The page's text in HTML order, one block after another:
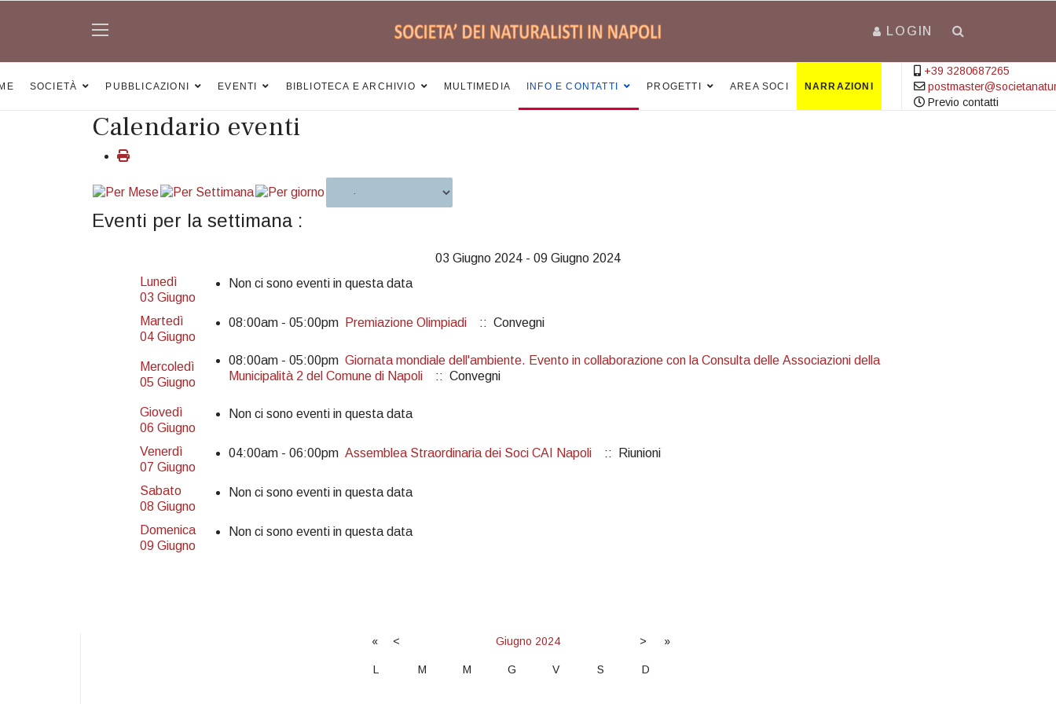
LOGIN
SOCIETÀ PUBBLICAZIONI EVENTI BIBLIOTECA E ARCHIVIO MULTIMEDIA INFO E CONTATTI PROGETTI AREA SOCI NARRAZIONI
+39 3280687265
Previo contatti
Calendario eventi
Eventi per la settimana :
03 Giugno 2024 - 09 Giugno 2024
Lunedì
03 Giugno
Non ci sono eventi in questa data
Martedì
04 Giugno
08:00am - 05:00pm Premiazione Olimpiadi :: Convegni
Mercoledì
05 Giugno
08:00am - 05:00pm Giornata mondiale dell'ambiente. Evento in collaborazione con la Consulta delle Associazioni della
Municipalità 2 del Comune di Napoli
:: Convegni
Giovedì
06 Giugno
Non ci sono eventi in questa data
Venerdì
07 Giugno
04:00am - 06:00pm Assemblea Straordinaria dei Soci CAI Napoli :: Riunioni
Sabato
08 Giugno
Non ci sono eventi in questa data
Domenica
09 Giugno
Non ci sono eventi in questa data
« < Giugno 2024 > »
L M M G V S D